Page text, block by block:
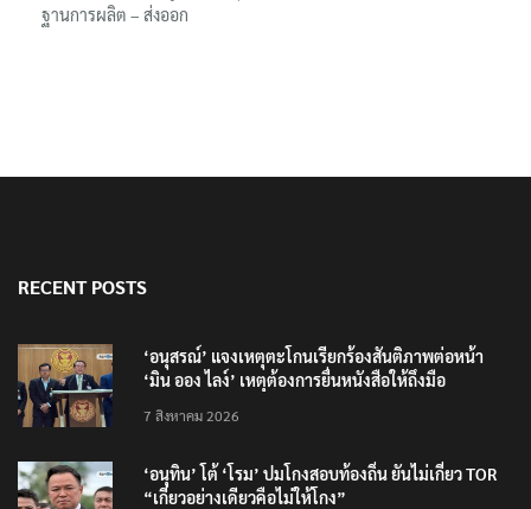
ฐานการผลิต – ส่งออก
RECENT POSTS
‘อนุสรณ์’ แจงเหตุตะโกนเรียกร้องสันติภาพต่อหน้า
‘มิน ออง ไลง์’ เหตุต้องการยื่นหนังสือให้ถึงมือ
7 สิงหาคม 2026
‘อนุทิน’ โต้ ‘โรม’ ปมโกงสอบท้องถิ่น ยันไม่เกี่ยว TOR
“เกี่ยวอย่างเดียวคือไม่ให้โกง”